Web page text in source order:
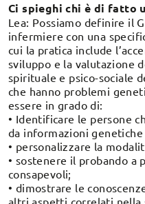
Ci spieghi chi è di fatto
Lea: Possiamo definire il
infermiere con una
cui la pratica include
sviluppo e la valutazione
spirituale e psico-sociale
che hanno problemi
essere in grado di:
• Identificare le persone
da informazioni genetiche
• personalizzare la
• sostenere il probando a
consapevoli;
• dimostrare le